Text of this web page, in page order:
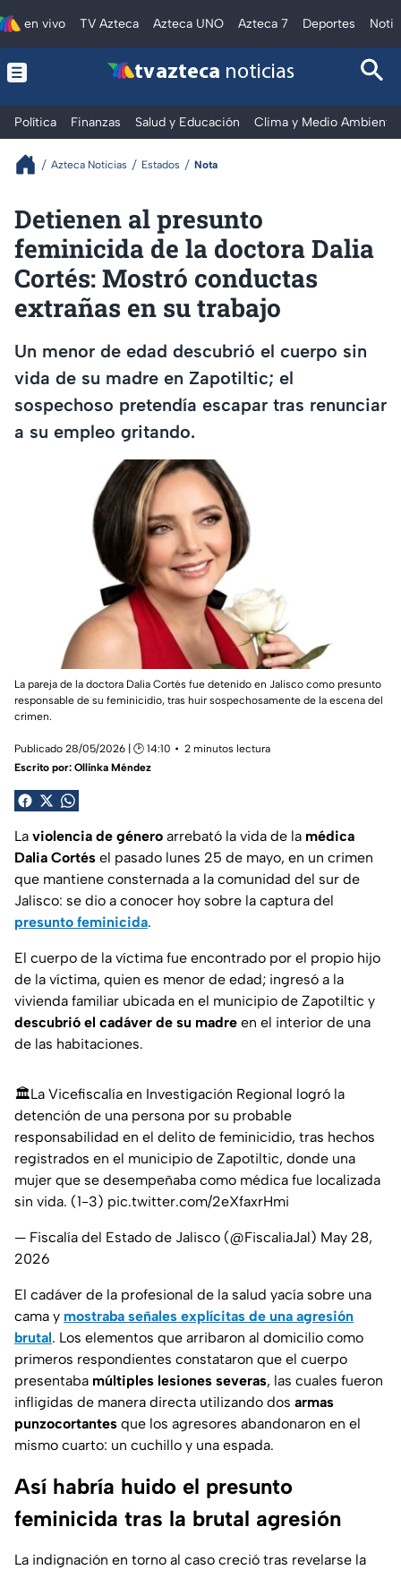
en vivo TV Azteca Azteca UNO Azteca 7 Deportes
tv azteca noticias
Política Finanzas Salud y Educación Clima y Medio Ambiente
Azteca Noticias Estados Nota
Detienen al presunto
feminicida de la doctora Dalia
Cortés: Mostró conductas
extrañas en su trabajo
Un menor de edad descubrió el cuerpo sin
vida de su madre en Zapotiltic; el
sospechoso pretendía escapar tras renunciar
a su empleo gritando.
La pareja de la doctora Dalia Cortés fue detenido en Jalisco como presunto
responsable de su feminicidio, tras huir sospechosamente de la escena del
crimen.
Publicado 28/05/2026 | 🕑 14:10
2 minutos lectura
Escrito por: Ollinka Méndez
La violencia de género arrebató la vida de la médica
Dalia Cortés el pasado lunes 25 de mayo, en un crimen
que mantiene consternada a la comunidad del sur de
Jalisco: se dio a conocer hoy sobre la captura del
presunto feminicida.
El cuerpo de la víctima fue encontrado por el propio hijo
de la víctima, quien es menor de edad; ingresó a la
vivienda familiar ubicada en el municipio de Zapotiltic y
descubrió el cadáver de su madre en el interior de una
de las habitaciones.
🏛️La Vicefiscalía en Investigación Regional logró la
detención de una persona por su probable
responsabilidad en el delito de feminicidio, tras hechos
registrados en el municipio de Zapotiltic, donde una
mujer que se desempeñaba como médica fue localizada
sin vida. (1-3) pic.twitter.com/2eXfaxrHmi
— Fiscalía del Estado de Jalisco (@FiscaliaJal) May 28,
2026
El cadáver de la profesional de la salud yacía sobre una
cama y mostraba señales explícitas de una agresión
brutal. Los elementos que arribaron al domicilio como
primeros respondientes constataron que el cuerpo
presentaba múltiples lesiones severas, las cuales fueron
infligidas de manera directa utilizando dos armas
punzocortantes que los agresores abandonaron en el
mismo cuarto: un cuchillo y una espada.
Así habría huido el presunto
feminicida tras la brutal agresión
La indignación en torno al caso creció tras revelarse la